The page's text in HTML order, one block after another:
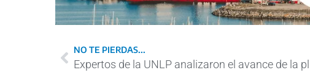
NO TE PIERDAS...